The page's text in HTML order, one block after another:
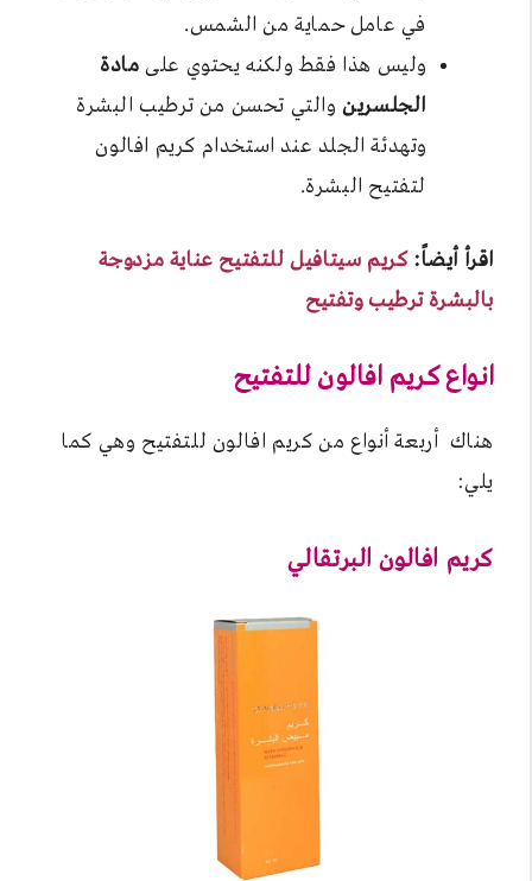
في عامل حماية من الشمس.
وليس هذا فقط ولكنه يحتوي علىمادة
الجلسرينوالتي تحسن من ترطيب البشرة
وتهدئة الجلد عند استخدام كريم افالون
لتفتيح البشرة.
اقرأ أيضاً:كريم سيتافيل للتفتيح عناية مزدوجة
بالبشرة ترطيب وتفتيح
انواع كريم افالون للتفتيح
هناك أربعة أنواع من كريم افالون للتفتيح وهي كما
يلي:
كريم افالون البرتقالي